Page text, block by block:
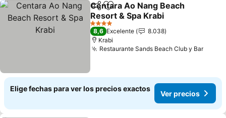
CompartirAgregar a favoritos
Centara Ao Nang Beach
Resort & Spa Krabi
Ver precios
4 Estrellas
8,6 Excelente
8.038
Krabi
Restaurante Sands Beach Club y BarVer
Elige fechas para ver los precios exactos
Ver precios